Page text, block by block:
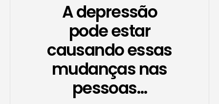
A depressão
pode estar
causando essas
mudanças nas
pessoas…